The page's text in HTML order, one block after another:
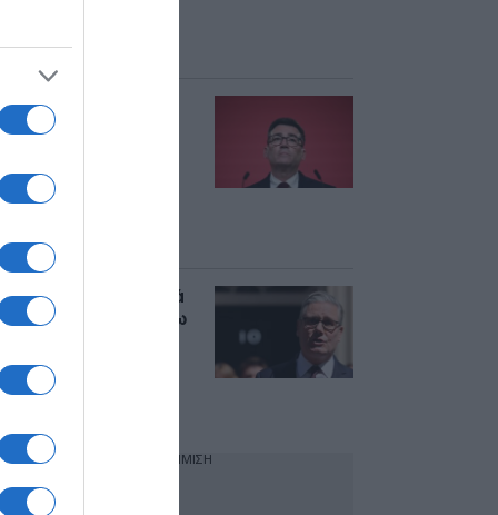
ηγέτες
Άντι Μπέρναμ:
νέος
Βρετανίας – “Οι
έχουν
πολιτική”
Στάρμερ: “Η δουλειά
τελείωσε, φεύγω
απόγευμα η νέα
υπό τον
ΔΙΑΦΗΜΙΣΗ